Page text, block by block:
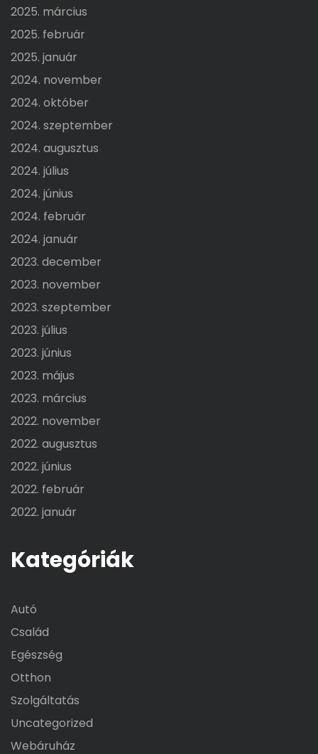
2025. március
2025. február
2025. január
2024. november
2024. október
2024. szeptember
2024. augusztus
2024. július
2024. június
2024. február
2024. január
2023. december
2023. november
2023. szeptember
2023. július
2023. június
2023. május
2023. március
2022. november
2022. augusztus
2022. június
2022. február
2022. január
Kategóriák
Autó
Család
Egészség
Otthon
Szolgáltatás
Uncategorized
Webáruház